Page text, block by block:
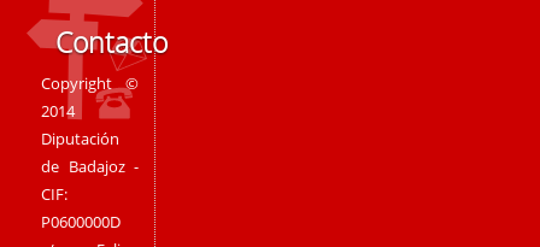
Contacto
Copyright ©
2014
Diputación
de Badajoz -
CIF:
P0600000D